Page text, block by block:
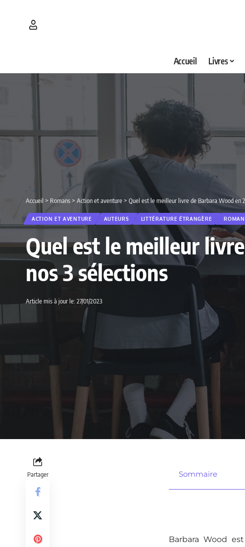
Accueil Livres
Accueil > Romans > Action et aventure > Quel est le meilleur livre de Barbara Wood en
ACTION ET AVENTURE AUTEURS LITTÉRATURE ÉTRANGÈRE
Quel est le meilleur
nos 3 sélections
Article mis à jour le: 27/01/2023
Partager Sommaire
Barbara Wood